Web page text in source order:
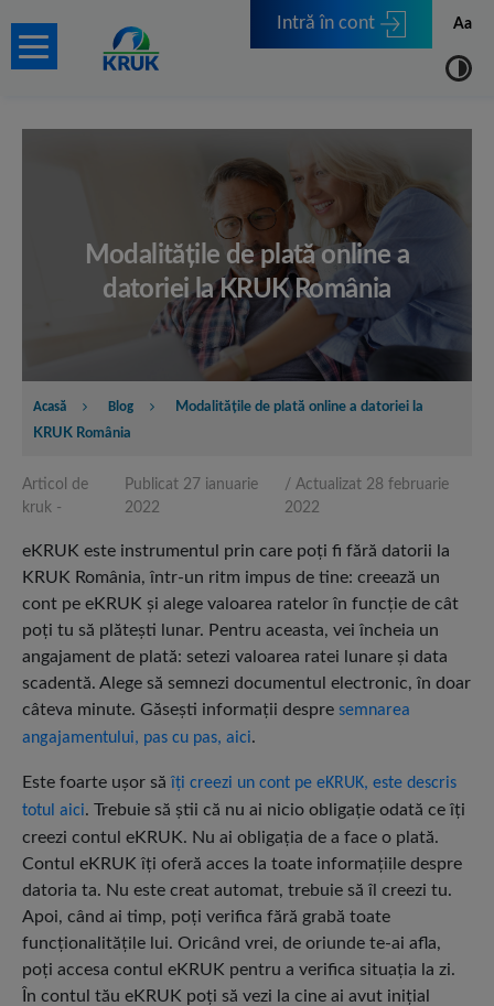
Intră în cont Aa
Modalităţile de plată online a
datoriei la KRUK România
Acasă Blog
Modalităţile de plată online a datoriei la
KRUK România
Articol de
kruk -
Publicat 27 ianuarie
2022
/ Actualizat 28 februarie
2022
eKRUK este instrumentul prin care poţi fi fără datorii la
KRUK România, într-un ritm impus de tine: creează un
cont pe eKRUK şi alege valoarea ratelor în funcţie de cât
poţi tu să plăteşti lunar. Pentru aceasta, vei încheia un
angajament de plată: setezi valoarea ratei lunare şi data
scadentă. Alege să semnezi documentul electronic, în doar
câteva minute. Găseşti informaţii despre semnarea
angajamentului, pas cu pas, aici.
Este foarte uşor să îţi creezi un cont pe eKRUK, este descris
totul aici. Trebuie să ştii că nu ai nicio obligaţie odată ce îţi
creezi contul eKRUK. Nu ai obligaţia de a face o plată.
Contul eKRUK îţi oferă acces la toate informaţiile despre
datoria ta. Nu este creat automat, trebuie să îl creezi tu.
Apoi, când ai timp, poţi verifica fără grabă toate
funcţionalităţile lui. Oricând vrei, de oriunde te-ai afla,
poţi accesa contul eKRUK pentru a verifica situaţia la zi.
În contul tău eKRUK poţi să vezi la cine ai avut iniţial